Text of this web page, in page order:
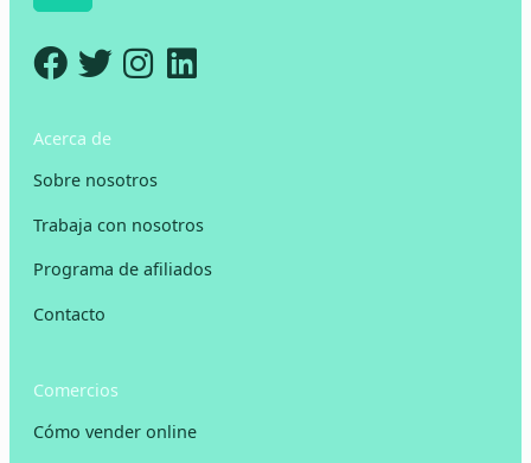
Acerca de
Sobre nosotros
Trabaja con nosotros
Programa de afiliados
Contacto
Comercios
Cómo vender online